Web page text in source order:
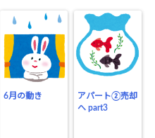
6月の動き
アパート②売却
へ part3